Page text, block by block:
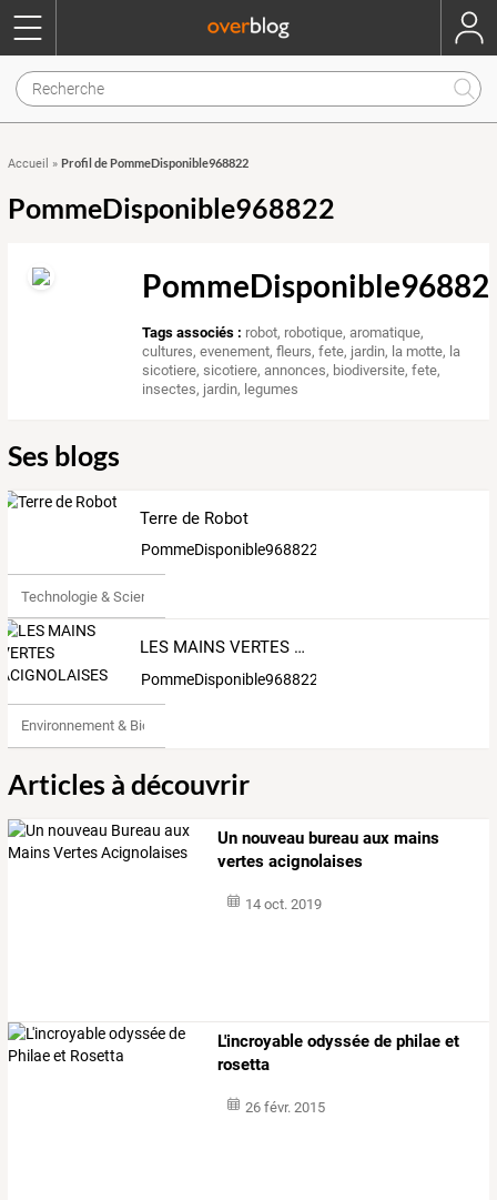
Accueil » Profil de PommeDisponible968822
PommeDisponible968822
Tags associés : robot, robotique,aromatique,
cultures,evenement,fleurs,fete, jardin, la motte, la
sicotiere,sicotiere,annonces, biodiversite,fete,
insectes, jardin, legumes
Ses blogs
Terre de Robot
PommeDisponible968822
Technologie & Science
LES MAINS VERTES ACIGNOLAISES
PommeDisponible968822
Environnement & Bio
Articles à découvrir
Un nouveau bureau aux mains
vertes acignolaises
14 oct. 2019
L'incroyable odyssée de philae et
rosetta
26 févr. 2015